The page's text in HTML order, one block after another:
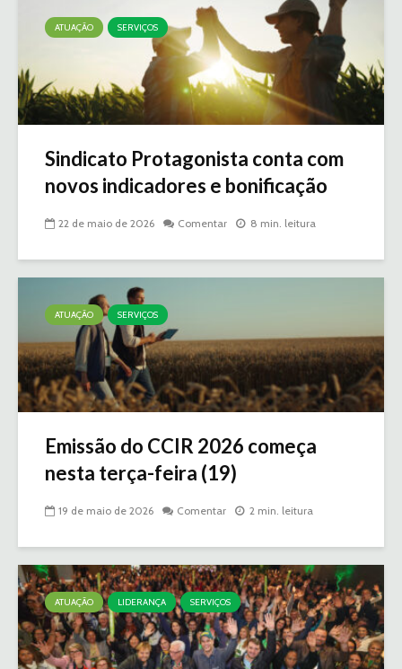
ATUAÇÃO SERVIÇOS
Sindicato Protagonista conta com
novos indicadores e bonificação
22 de maio de 2026 Comentar 8 min. leitura
ATUAÇÃO SERVIÇOS
Emissão do CCIR 2026 começa
nesta terça-feira (19)
19 de maio de 2026 Comentar 2 min. leitura
ATUAÇÃO LIDERANÇA SERVIÇOS